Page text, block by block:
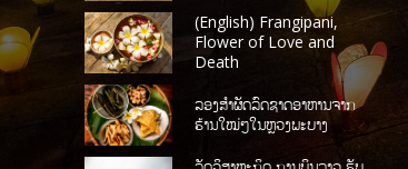
(English) Frangipani,
Flower of Love and
Death
ລອງສໍາຜັດລົດຊາດອາຫານຈາກ
ຮ້ານໃໝ່ໆໃນຫຼວງພະບາງ